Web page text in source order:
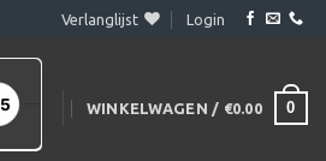
Verlanglijst Login
WINKELWAGEN / €0.00 0